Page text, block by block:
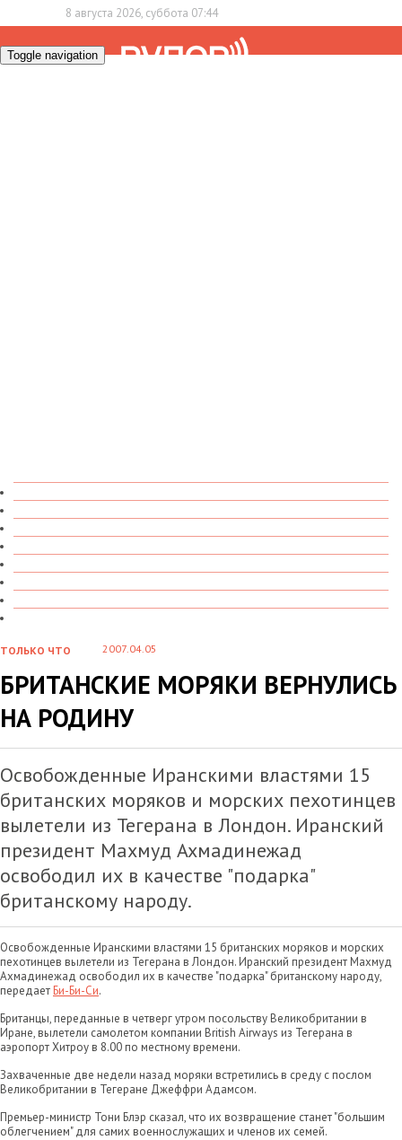
8 августа 2026, суббота 07:44
Toggle navigation
ТОЛЬКО ЧТО 2007.04.05
БРИТАНСКИЕ МОРЯКИ ВЕРНУЛИСЬ
НА РОДИНУ
Освобожденные Иранскими властями 15
британских моряков и морских пехотинцев
вылетели из Тегерана в Лондон. Иранский
президент Махмуд Ахмадинежад
освободил их в качестве "подарка"
британскому народу.
Освобожденные Иранскими властями 15 британских моряков и морских
пехотинцев вылетели из Тегерана в Лондон. Иранский президент Махмуд
Ахмадинежад освободил их в качестве "подарка" британскому народу,
передаетБи-Би-Си.
Британцы, переданные в четверг утром посольству Великобритании в
Иране, вылетели самолетом компании British Airways из Тегерана в
аэропорт Хитроу в 8.00 по местному времени.
Захваченные две недели назад моряки встретились в среду с послом
Великобритании в Тегеране Джеффри Адамсом.
Премьер-министр Тони Блэр сказал, что их возвращение станет "большим
облегчением" для самих военнослужащих и членов их семей.